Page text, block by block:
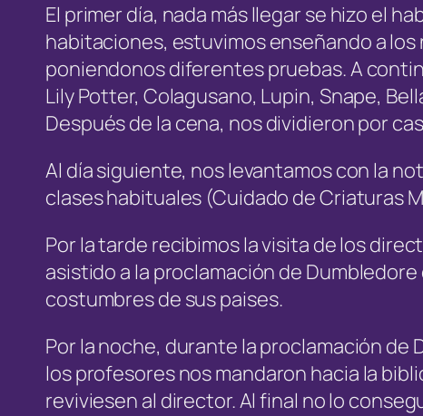
El primer día, nada más llegar se hizo el
habitaciones, estuvimos enseñando a
poniendonos diferentes pruebas. A
Lily Potter, Colagusano, Lupin, Snape,
Después de la cena, nos dividieron por
Al día siguiente, nos levantamos con la
clases habituales (Cuidado de Criaturas
Por la tarde recibimos la visita de los
asistido a la proclamación de
costumbres de sus paises.
Por la noche, durante la proclamación de
los profesores nos mandaron hacia la
reviviesen al director. Al final no lo